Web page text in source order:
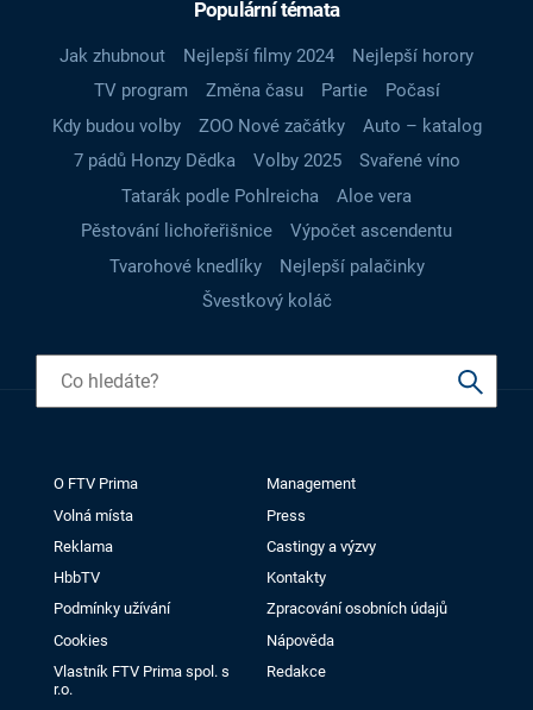
Populární témata
Jak zhubnout Nejlepší filmy 2024
Nejlepší horory
TV program
Změna času Partie
Počasí
Kdy budou volby
ZOO Nové začátky
Auto – katalog
7 pádů Honzy Dědka
Volby 2025
Svařené víno
Tatarák podle Pohlreicha
Aloe vera
Pěstování lichořeřišnice
Výpočet ascendentu
Tvarohové knedlíky
Nejlepší palačinky
Švestkový koláč
O FTV Prima
Management
Volná místa
Press
Reklama
Castingy a výzvy
HbbTV
Kontakty
Podmínky užívání
Zpracování osobních údajů
Cookies
Nápověda
Vlastník FTV Prima spol. s
r.o.
Redakce